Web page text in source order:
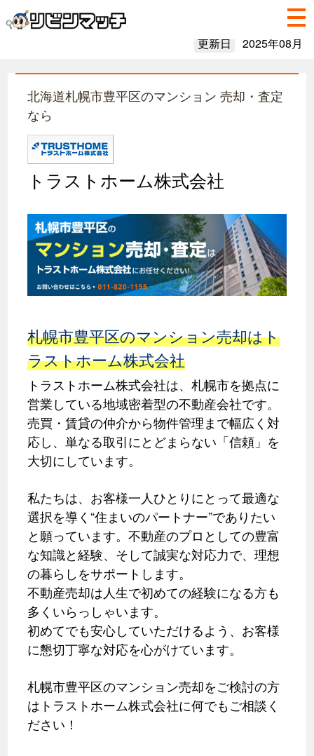
更新日 2025年08月
北海道札幌市豊平区のマンション 売却・査定
なら
トラストホーム株式会社
札幌市豊平区のマンション売却はト
ラストホーム株式会社
トラストホーム株式会社は、札幌市を拠点に
営業している地域密着型の不動産会社です。
売買・賃貸の仲介から物件管理まで幅広く対
応し、単なる取引にとどまらない「信頼」を
大切にしています。
私たちは、お客様一人ひとりにとって最適な
選択を導く“住まいのパートナー”でありたい
と願っています。不動産のプロとしての豊富
な知識と経験、そして誠実な対応力で、理想
の暮らしをサポートします。
不動産売却は人生で初めての経験になる方も
多くいらっしゃいます。
初めてでも安心していただけるよう、お客様
に懇切丁寧な対応を心がけています。
札幌市豊平区のマンション売却をご検討の方
はトラストホーム株式会社に何でもご相談く
ださい！